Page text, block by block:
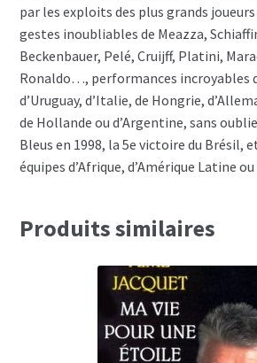
par les exploits des plus grands
gestes inoubliables de Meazza,
Beckenbauer, Pelé, Cruijff, Platini,
Ronaldo…, performances incroyables
d’Uruguay, d’Italie, de Hongrie,
de Hollande ou d’Argentine, sans
Bleus en 1998, la 5e victoire du Brésil,
équipes d’Afrique, d’Amérique Latine
Produits similaires